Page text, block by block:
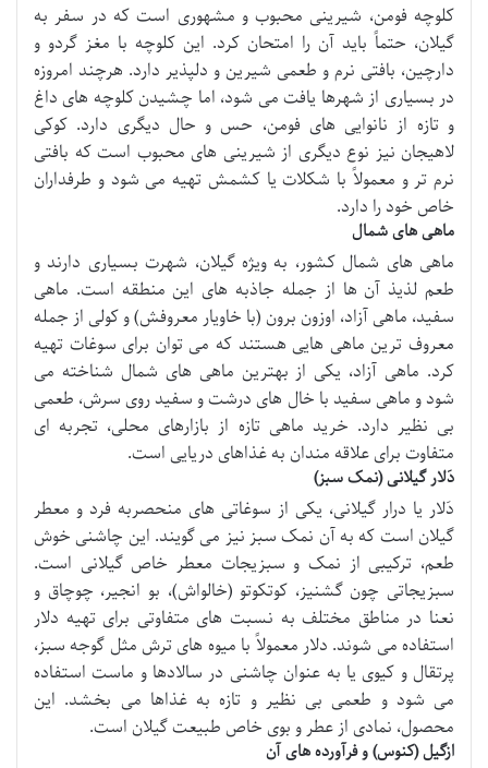
کلوچه فومن، شیرینی محبوب و مشهوری است که در سفر به
گیلان، حتماً باید آن را امتحان کرد. این کلوچه با مغز گردو و
دارچین، بافتی نرم و طعمی شیرین و دلپذیر دارد. هرچند امروزه
در بسیاری از شهرها یافت می شود، اما چشیدن کلوچه های داغ
و تازه از نانوایی های فومن، حس و حال دیگری دارد. کوکی
لاهیجان نیز نوع دیگری از شیرینی های محبوب است که بافتی
نرم تر و معمولاً با شکلات یا کشمش تهیه می شود و طرفداران
خاص خود را دارد.
ماهی های شمال
ماهی های شمال کشور، به ویژه گیلان، شهرت بسیاری دارند و
طعم لذیذ آن ها از جمله جاذبه های این منطقه است. ماهی
سفید، ماهی آزاد، اوزون برون (با خاویار معروفش) و کولی از جمله
معروف ترین ماهی هایی هستند که می توان برای سوغات تهیه
کرد. ماهی آزاد، یکی از بهترین ماهی های شمال شناخته می
شود و ماهی سفید با خال های درشت و سفید روی سرش، طعمی
بی نظیر دارد. خرید ماهی تازه از بازارهای محلی، تجربه ای
متفاوت برای علاقه مندان به غذاهای دریایی است.
دَلار گیلانی (نمک سبز)
دَلار یا درار گیلانی، یکی از سوغاتی های منحصربه فرد و معطر
گیلان است که به آن نمک سبز نیز می گویند. این چاشنی خوش
طعم، ترکیبی از نمک و سبزیجات معطر خاص گیلانی است.
سبزیجاتی چون گشنیز، کوتکوتو (خالواش)، بو انجیر، چوچاق و
نعنا در مناطق مختلف به نسبت های متفاوتی برای تهیه دلار
استفاده می شوند. دلار معمولاً با میوه های ترش مثل گوجه سبز،
پرتقال و کیوی یا به عنوان چاشنی در سالادها و ماست استفاده
می شود و طعمی بی نظیر و تازه به غذاها می بخشد. این
محصول، نمادی از عطر و بوی خاص طبیعت گیلان است.
ازگیل (کنوس) و فرآورده های آن